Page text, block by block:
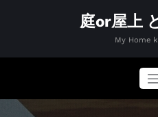
ス
庭or屋上
My Home